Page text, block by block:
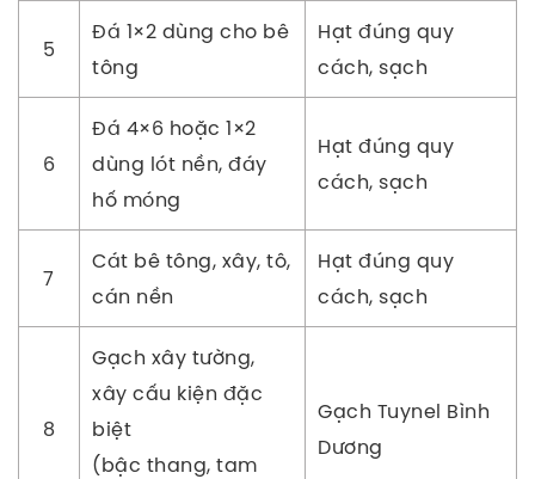
5
Đá 1×2 dùng cho bê
tông
Hạt đúng quy
cách, sạch
6
Đá 4×6 hoặc 1×2
dùng lót nền, đáy
hố móng
Hạt đúng quy
cách, sạch
7
Cát bê tông, xây, tô,
cán nền
Hạt đúng quy
cách, sạch
8
Gạch xây tường,
xây cấu kiện đặc
biệt
(bậc thang, tam
Gạch Tuynel Bình
Dương